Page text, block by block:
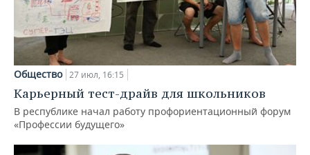
Общество 27 июл, 16:15
Карьерный тест-драйв для школьников
В республике начал работу профориентационный форум
«Профессии будущего»